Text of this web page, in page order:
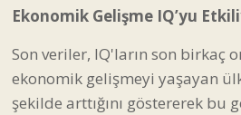
Ekonomik Gelişme IQ’yu
Son veriler, IQ'ların son birkaç
ekonomik gelişmeyi yaşayan
şekilde arttığını göstererek bu